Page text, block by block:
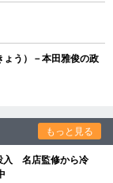
う）－本田雅俊の政
もっと見る
入 名店監修から冷